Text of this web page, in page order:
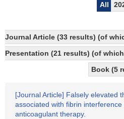
All
Journal Article (33 results) (of
Presentation (21 results) (of
Book (5
[Journal Article] Falsely elevated
associated with fibrin
anticoagulant therapy.